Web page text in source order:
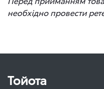
необхідно провести
Тойота